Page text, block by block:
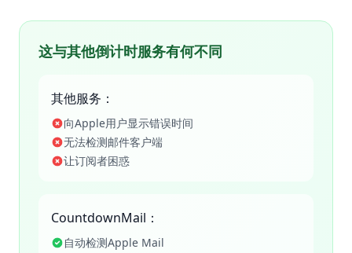
这与其他倒计时服务有何不同
其他服务：
向Apple用户显示错误时间
无法检测邮件客户端
让订阅者困惑
CountdownMail：
自动检测Apple Mail